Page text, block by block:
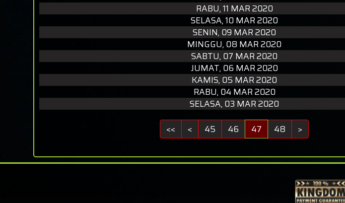
RABU, 11 MAR 2020
SELASA, 10 MAR 2020
SENIN, 09 MAR 2020
MINGGU, 08 MAR 2020
SABTU, 07 MAR 2020
JUMAT, 06 MAR 2020
KAMIS, 05 MAR 2020
RABU, 04 MAR 2020
SELASA, 03 MAR 2020
<<
< 45 46 47 48 >